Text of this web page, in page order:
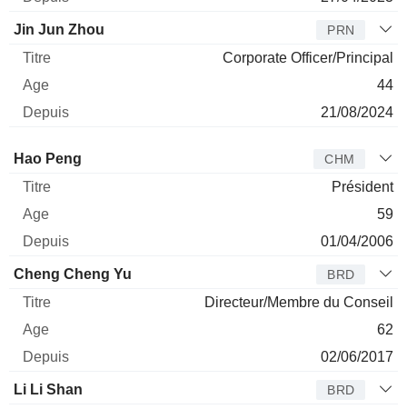
Jin Jun Zhou PRN
Corporate Officer/Principal
44
21/08/2024
Administrateur
Hao Peng CHM
Président
59
01/04/2006
Cheng Cheng Yu BRD
Directeur/Membre du Conseil
62
02/06/2017
Li Li Shan BRD